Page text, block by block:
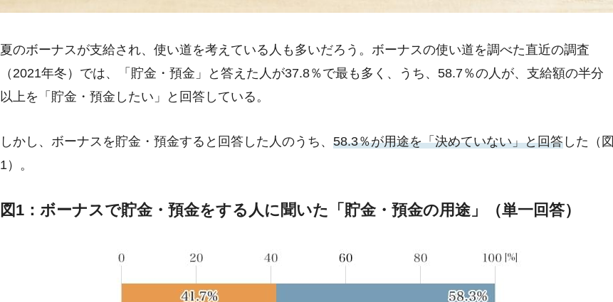
夏のボーナスが支給され、使い道を考えている人も多いだろう。ボーナスの使い道を調べた直近の調査
（2021年冬）では、「貯金・預金」と答えた人が37.8％で最も多く、うち、58.7％の人が、支給額の半分
以上を「貯金・預金したい」と回答している。
しかし、ボーナスを貯金・預金すると回答した人のうち、 58.3％が用途を「決めていない」と回答 した（図
1）。
図1：ボーナスで貯金・預金をする人に聞いた「貯金・預金の用途」（単一回答）